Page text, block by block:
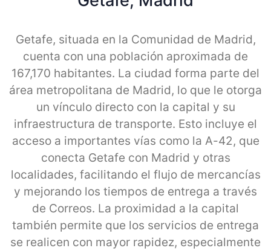
Getafe, situada en la Comunidad de Madrid,
cuenta con una población aproximada de
167,170 habitantes. La ciudad forma parte del
área metropolitana de Madrid, lo que le otorga
un vínculo directo con la capital y su
infraestructura de transporte. Esto incluye el
acceso a importantes vías como la A-42, que
conecta Getafe con Madrid y otras
localidades, facilitando el flujo de mercancías
y mejorando los tiempos de entrega a través
de Correos. La proximidad a la capital
también permite que los servicios de entrega
se realicen con mayor rapidez, especialmente